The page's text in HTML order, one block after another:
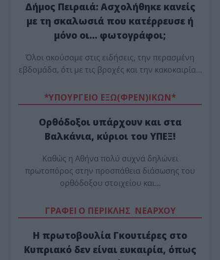
Δήμος Πειραιά: Ασχολήθηκε κανείς
με τη σκαλωσιά που κατέρρευσε ή
μόνο οι… φωτογράφοι;
Όλοι ακούσαμε στις ειδήσεις, την περασμένη
εβδομάδα, ότι με τις βροχές και την κακοκαιρία…
*ΥΠΟΥΡΓΕΙΟ ΕΞΩ(ΦΡΕΝ)ΙΚΩΝ*
Ορθόδοξοι υπάρχουν και στα
Βαλκάνια, κύριοι του ΥΠΕΞ!
Καθώς η Αθήνα πολύ συχνά δηλώνει
πρωτοπόρος στην προσπάθεια διάσωσης του
ορθόδοξου στοιχείου και…
ΓΡΑΦΕΙ Ο ΠΕΡΙΚΛΗΣ ΝΕΑΡΧΟΥ
Η πρωτοβουλία Γκουτιέρες στο
Κυπριακό δεν είναι ευκαιρία, όπως